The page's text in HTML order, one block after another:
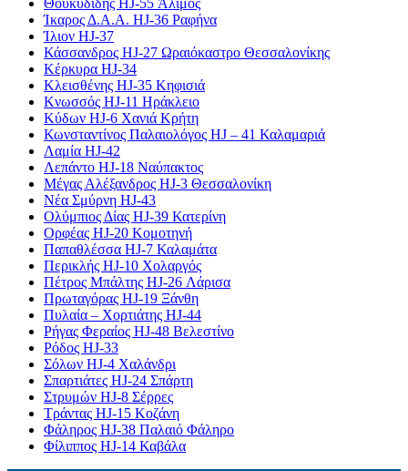
Ίκαρος Δ.Α.Α. HJ-36 Ραφήνα
Ίλιον HJ-37
Κάσσανδρος HJ-27 Ωραιόκαστρο Θεσσαλονίκης
Κέρκυρα HJ-34
Κλεισθένης HJ-35 Κηφισιά
Κνωσσός HJ-11 Ηράκλειο
Κύδων HJ-6 Χανιά Κρήτη
Κωνσταντίνος Παλαιολόγος HJ – 41 Καλαμαριά
Λαμία HJ-42
Λεπάντο HJ-18 Ναύπακτος
Μέγας Αλέξανδρος HJ-3 Θεσσαλονίκη
Νέα Σμύρνη HJ-43
Ολύμπιος Δίας HJ-39 Κατερίνη
Ορφέας HJ-20 Κομοτηνή
Παπαθλέσσα HJ-7 Καλαμάτα
Περικλής HJ-10 Χολαργός
Πέτρος Μπάλτης HJ-26 Λάρισα
Πρωταγόρας HJ-19 Ξάνθη
Πυλαία – Χορτιάτης HJ-44
Ρήγας Φεραίος HJ-48 Βελεστίνο
Ρόδος HJ-33
Σόλων HJ-4 Χαλάνδρι
Σπαρτιάτες HJ-24 Σπάρτη
Στρυμών HJ-8 Σέρρες
Τράντας HJ-15 Κοζάνη
Φάληρος HJ-38 Παλαιό Φάληρο
Φίλιππος HJ-14 Καβάλα